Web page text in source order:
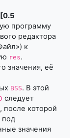
[0.5
программу
редактора
к
res.
значения, её
BSS. В этой
следует
, после которой
под
значения